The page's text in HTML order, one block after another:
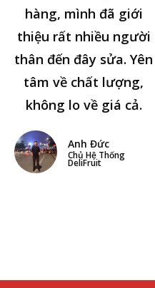
hàng, mình đã giới
thiệu rất nhiều người
thân đến đây sửa. Yên
tâm về chất lượng,
không lo về giá cả.
Anh Đức
Chủ Hệ Thống
DeliFruit